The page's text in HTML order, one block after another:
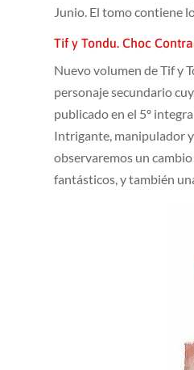
Junio. El tomo contiene
Tif y Tondu. Choc
Nuevo volumen de Tif y
personaje secundario
publicado en el 5º
Intrigante, manipulador
observaremos un
fantásticos, y también